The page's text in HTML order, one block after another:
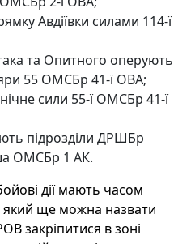
Авдіївки силами 114-ї
та Опитного оперують
55 ОМСБр 41-ї ОВА;
сили 55-ї ОМСБр 41-ї
підрозділи ДРШБр
ОМСБр 1 АК.
дії мають часом
який ще можна назвати
закріпитися в зоні